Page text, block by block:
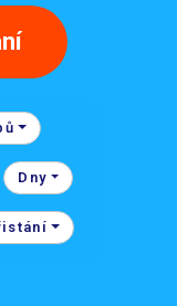
Dny